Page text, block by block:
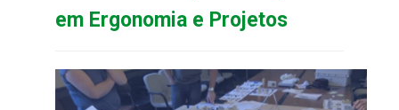
em Ergonomia e Projetos